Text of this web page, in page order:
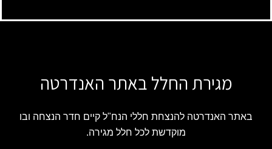
מגירת החלל באתר האנדרטה
באתר האנדרטה להנצחת חללי הנח"ל קיים חדר הנצחה ובו
מוקדשת לכל חלל מגירה.